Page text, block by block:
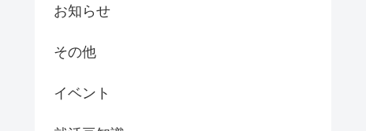
お知らせ
その他
イベント